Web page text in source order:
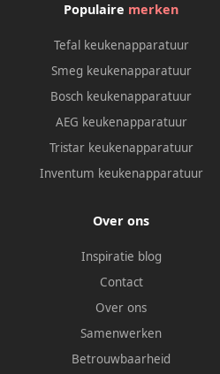
Populaire merken
Tefal keukenapparatuur
Smeg keukenapparatuur
Bosch keukenapparatuur
AEG keukenapparatuur
Tristar keukenapparatuur
Inventum keukenapparatuur
Over ons
Inspiratie blog
Contact
Over ons
Samenwerken
Betrouwbaarheid